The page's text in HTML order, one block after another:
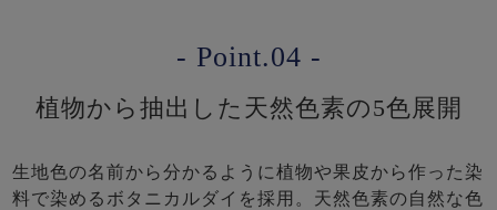
- Point.04 -
植物から抽出した天然色素の5色展開
生地色の名前から分かるように植物や果皮から作った染
料で染めるボタニカルダイを採用。天然色素の自然な色